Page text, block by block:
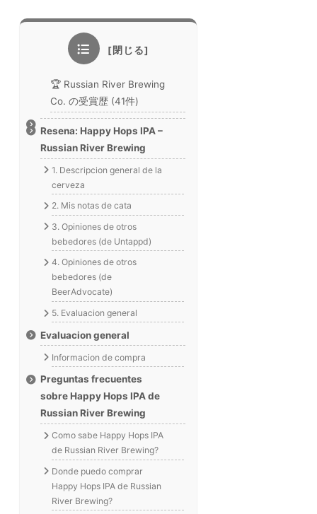
🏆 Russian River Brewing
Co. の受賞歴 (41件)
Resena: Happy Hops IPA –
Russian River Brewing
1. Descripcion general de la
cerveza
2. Mis notas de cata
3. Opiniones de otros
bebedores (de Untappd)
4. Opiniones de otros
bebedores (de
BeerAdvocate)
5. Evaluacion general
Evaluacion general
Informacion de compra
Preguntas frecuentes
sobre Happy Hops IPA de
Russian River Brewing
Como sabe Happy Hops IPA
de Russian River Brewing?
Donde puedo comprar
Happy Hops IPA de Russian
River Brewing?